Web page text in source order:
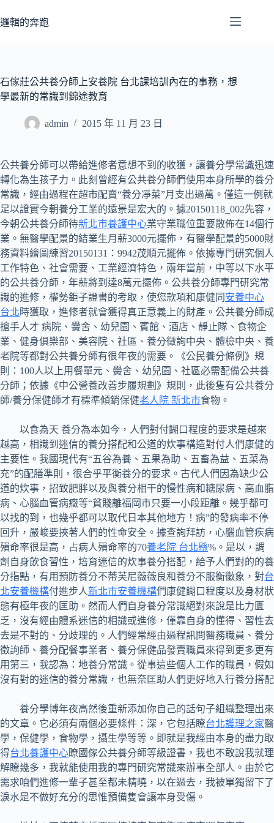
至
容
邏輯的奔跑
石傢莊公共養分師上安養院 台北課培訓內在的事務，想
學最新的常識到錦途教育
admin 2015 年 11 月 23 日
公共養分師可以帶給進修者意想不到的收獲，讓養分學常識迅速
轉化為生孩子力。此刻曾經有公共養分師們使用本身所學的養分
常識，經由過程在超市配賣“養分凈菜”月支出過萬。僅這一例就
足以證實今朝養分工業的遠景是宏大的。據20150118_002先容，
今朝公共養分師待新北市養護中心業守業職位重要散佈在14個行
業。無醫學配景的結業生月薪3000元擺佈，有醫學配景的5000財
務資料繪圖練習20150131：9942茂順元擺佈。依據專門研究個人
工作特色、社會需要、工業經濟特色，兩年當前，中等以下水平
的公共養分師，年薪將到達8萬元擺佈。公共養分師專門研究常
識的進修，權勢鉅子證書的考取，使您款項和康健同 安養中心
台北時獲取，進修者就會獲得真正意義上的財產。公共養分師成
搶手人才 病院、黌舍、幼兒園、賓館、酒店、靜止隊、食物企
業、健身俱樂部、美容院、社區、養分徵詢中央、體檢中央、養
老院等都對公共養分師有很年夜的需要。《公民養分條例》規
則：100人以上用餐單元、黌舍、幼兒園、社區必需配備公共養
分師；依據《中公營養改善步履規劃》規則，此後隻有公共養分
師/養分保健師才有標準傾銷保健老人院 新北市食物。
以食為天 養分為本如今，人們對付餬口程度的要求是越來
越高，相識到迷信的養分搭配和公道的炊事構造對付人們康健的
主要性。我國現代有“五谷為養、五果為助、五畜為益、五菜為
充”的配膳準則，很合乎平衡養分的要求。古代人們因為缺少公
道的炊事，招致肥胖以及與養分相干的慢性病和糖尿病、高血脂
病、心腦血管病癥等“貧賤離福岡市只要一小段距離。幾乎都可
以找的到，也幾乎都可以取代日本其他地方！病”的發病率不停
回升，嚴峻要挾著人們的性命安全。據查詢拜訪，心腦血管疾病
殞命率很是高，占病人殞命率的70養老院 台北縣%。是以，調
劑自身飲食習性，培育迷信的炊事養分搭配，給予人們對的的養
分指點，有用預防養分不蒂芙尼薇薇良和養分不服衡徵象，對台
北安養機構付進步人新北市安養機構們康健餬口程度以及身材狀
態有極年夜的匡助。然而人們自身養分常識絕對來說是比力匱
乏，沒有經由體系迷信的相識或進修，僅靠自身的懂得、習性去
去是不對的、分歧理的。人們經常經由過程訊問醫務職員、養分
徵詢師、養分配餐事業者、養分保健品發賣職員來得到更多更有
用第三，我認為：地養分常識。從事這些個人工作的職員，假如
沒有對的迷信的養分常識，也無奈匡助人們更好地入行養分搭配
養分學博年夜高然後重新添加你自己的話句子組織整理出來
的文章。它必須有兩個必要條件：深，它包括瞭台北護理之家醫
學，保健學，食物學，攝生學等等。即就是我經由本身的盡力取
得台北養護中心瞭國傢公共養分師等級證書，我也不敢說我就理
解瞭幾多，我就能使用我的專門研究常識來辦事全部人。由於它
需求咱們進修一輩子甚至都未精曉，以在過去，我被單獨留下了
淚水是不做好充分的思惟預備隻會讓本身受傷。